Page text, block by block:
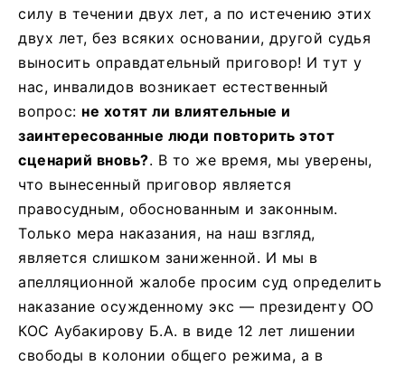
силу в течении двух лет, а по истечению этих
двух лет, без всяких основании, другой судья
выносить оправдательный приговор! И тут у
нас, инвалидов возникает естественный
вопрос: не хотят ли влиятельные и
заинтересованные люди повторить этот
сценарий вновь?. В то же время, мы уверены,
что вынесенный приговор является
правосудным, обоснованным и законным.
Только мера наказания, на наш взгляд,
является слишком заниженной. И мы в
апелляционной жалобе просим суд определить
наказание осужденному экс — президенту ОО
КОС Аубакирову Б.А. в виде 12 лет лишении
свободы в колонии общего режима, а в